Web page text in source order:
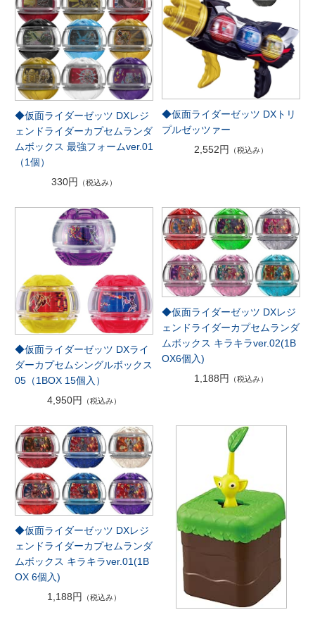
◆仮面ライダーゼッツ DXレジ
ェンドライダーカプセムランダ
ムボックス 最強フォームver.01
（1個）
330円
（税込み）
◆仮面ライダーゼッツ DXトリ
プルゼッツァー
2,552円
（税込み）
◆仮面ライダーゼッツ DXライ
ダーカプセムシングルボックス
05（1BOX 15個入）
4,950円
（税込み）
◆仮面ライダーゼッツ DXレジ
ェンドライダーカプセムランダ
ムボックス キラキラver.02(1B
OX6個入)
1,188円
（税込み）
◆仮面ライダーゼッツ DXレジ
ェンドライダーカプセムランダ
ムボックス キラキラver.01(1B
OX 6個入)
1,188円
（税込み）